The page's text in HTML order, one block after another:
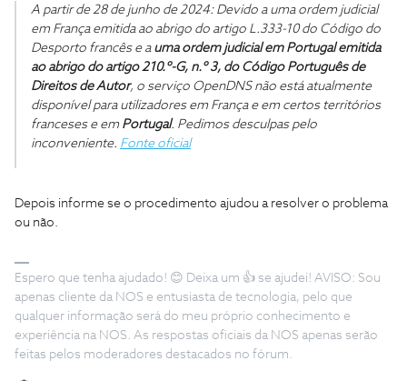
A partir de 28 de junho de 2024: Devido a uma ordem judicial
em França emitida ao abrigo do artigo L.333-10 do Código do
Desporto francês e a uma ordem judicial em Portugal emitida
ao abrigo do artigo 210.º-G, n.º 3, do Código Português de
Direitos de Autor, o serviço OpenDNS não está atualmente
disponível para utilizadores em França e em certos territórios
franceses e em Portugal. Pedimos desculpas pelo
inconveniente. Fonte oficial
Depois informe se o procedimento ajudou a resolver o problema
ou não.
Espero que tenha ajudado! 😊 Deixa um 👍 se ajudei! AVISO: Sou
apenas cliente da NOS e entusiasta de tecnologia, pelo que
qualquer informação será do meu próprio conhecimento e
experiência na NOS. As respostas oficiais da NOS apenas serão
feitas pelos moderadores destacados no fórum.